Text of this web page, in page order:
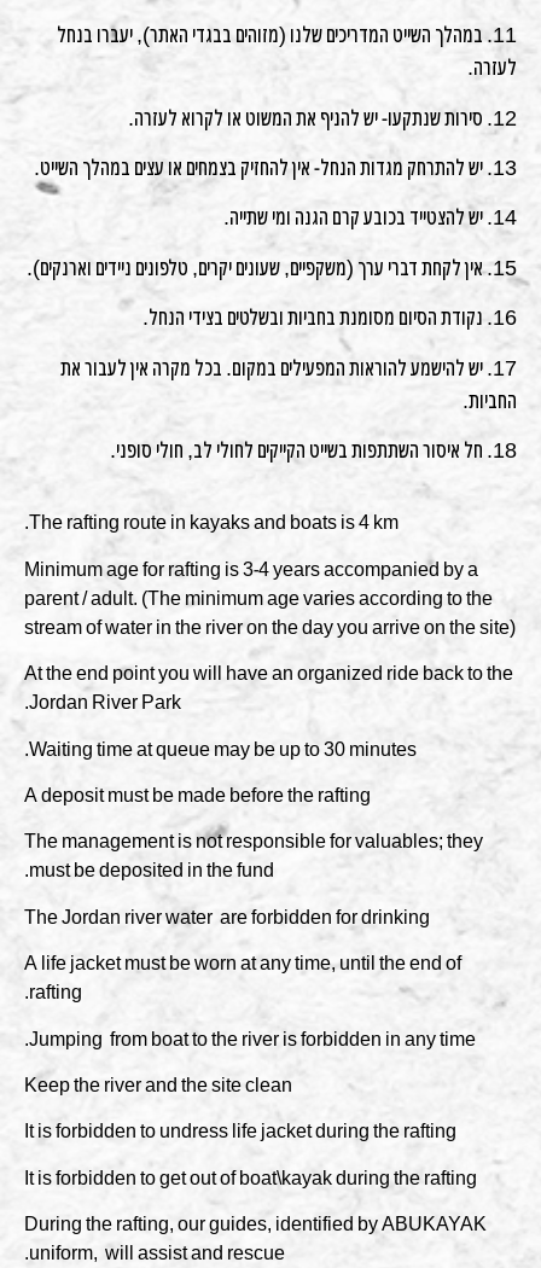
11. במהלך השייט המדריכים שלנו (מזוהים בבגדי האתר), יעברו בנחל
לעזרה.
12. סירות שנתקעו- יש להניף את המשוט או לקרוא לעזרה.
13. יש להתרחק מגדות הנחל- אין להחזיק בצמחים או עצים במהלך השייט.
14. יש להצטייד בכובע קרם הגנה ומי שתייה.
15. אין לקחת דברי ערך (משקפיים, שעונים יקרים, טלפונים ניידים וארנקים).
16. נקודת הסיום מסומנת בחביות ובשלטים בצידי הנחל.
17. יש להישמע להוראות המפעילים במקום. בכל מקרה אין לעבור את
החביות.
18. חל איסור השתתפות בשייט הקייקים לחולי לב, חולי סופני.
The rafting route in kayaks and boats is 4 km.
Minimum age for rafting is 3-4 years accompanied by a
parent / adult. (The minimum age varies according to the
stream of water in the river on the day you arrive on the site)
At the end point you will have an organized ride back to the
Jordan River Park.
Waiting time at queue may be up to 30 minutes.
A deposit must be made before the rafting
The management is not responsible for valuables; they
must be deposited in the fund.
The Jordan river water are forbidden for drinking
A life jacket must be worn at any time, until the end of
rafting.
Jumping from boat to the river is forbidden in any time.
Keep the river and the site clean
It is forbidden to undress life jacket during the rafting
It is forbidden to get out of boat\kayak during the rafting
During the rafting, our guides, identified by ABUKAYAK
uniform, will assist and rescue.